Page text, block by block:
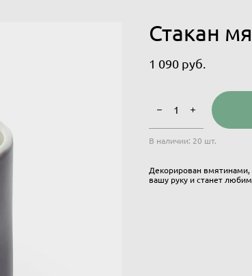
Стакан
1 090 pуб.
В наличии: 20 шт.
Декорирован
вашу руку и станет